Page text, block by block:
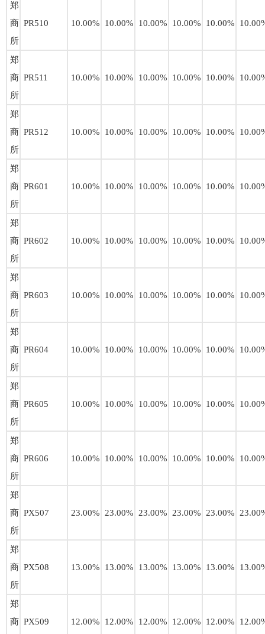
郑
商
所
PR510 10.00% 10.00% 10.00% 10.00% 10.00%
郑
商
所
PR511 10.00% 10.00% 10.00% 10.00% 10.00%
郑
商
所
PR512 10.00% 10.00% 10.00% 10.00% 10.00%
郑
商
所
PR601 10.00% 10.00% 10.00% 10.00% 10.00%
郑
商
所
PR602 10.00% 10.00% 10.00% 10.00% 10.00%
郑
商
所
PR603 10.00% 10.00% 10.00% 10.00% 10.00%
郑
商
所
PR604 10.00% 10.00% 10.00% 10.00% 10.00%
郑
商
所
PR605 10.00% 10.00% 10.00% 10.00% 10.00%
郑
商
所
PR606 10.00% 10.00% 10.00% 10.00% 10.00%
郑
商
所
PX507 23.00% 23.00% 23.00% 23.00% 23.00%
郑
商
所
PX508 13.00% 13.00% 13.00% 13.00% 13.00%
郑
商 PX509 12.00% 12.00% 12.00% 12.00% 12.00%